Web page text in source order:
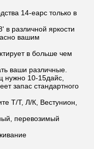
14-еарс только в
в различной яркости
вашим
в больше чем
ваши различные.
нужно 10-15дайс,
запас стандартного
Т/Т, Л/К, Вестунион,
перевозимый